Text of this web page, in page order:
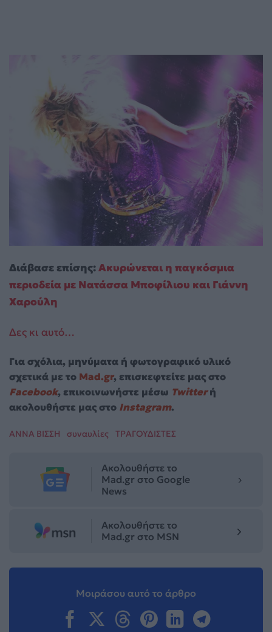
Διάβασε επίσης:Ακυρώνεται η παγκόσμια
περιοδεία με Νατάσσα Μποφίλιου και Γιάννη
Χαρούλη
Δες κι αυτό…
Για σχόλια, μηνύματα ή φωτογραφικό υλικό
σχετικά με το Mad.gr, επισκεφτείτε μας στο
Facebook, επικοινωνήστε μέσω Twitterή
ακολουθήστε μας στο Instagram.
ΑΝΝΑ ΒΙΣΣΗ συναυλίες ΤΡΑΓΟΥΔΙΣΤΕΣ
Ακολουθήστε το
Mad.gr στο Google
News
Ακολουθήστε το
Mad.gr στο MSN
Μοιράσου αυτό το άρθρο